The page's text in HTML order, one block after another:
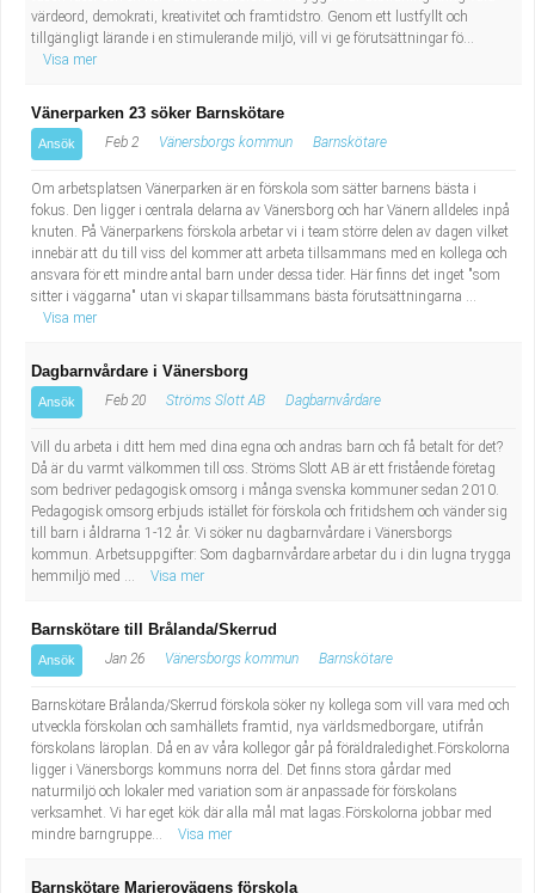
värdeord, demokrati, kreativitet och framtidstro. Genom ett lustfyllt och
tillgängligt lärande i en stimulerande miljö, vill vi ge förutsättningar fö...
Visa mer
Vänerparken 23 söker Barnskötare
Ansök Feb 2 Vänersborgs kommun Barnskötare
Om arbetsplatsen Vänerparken är en förskola som sätter barnens bästa i
fokus. Den ligger i centrala delarna av Vänersborg och har Vänern alldeles inpå
knuten. På Vänerparkens förskola arbetar vi i team större delen av dagen vilket
innebär att du till viss del kommer att arbeta tillsammans med en kollega och
ansvara för ett mindre antal barn under dessa tider. Här finns det inget "som
sitter i väggarna" utan vi skapar tillsammans bästa förutsättningarna ...
Visa mer
Dagbarnvårdare i Vänersborg
Ansök Feb 20 Ströms Slott AB Dagbarnvårdare
Vill du arbeta i ditt hem med dina egna och andras barn och få betalt för det?
Då är du varmt välkommen till oss. Ströms Slott AB är ett fristående företag
som bedriver pedagogisk omsorg i många svenska kommuner sedan 2010.
Pedagogisk omsorg erbjuds istället för förskola och fritidshem och vänder sig
till barn i åldrarna 1-12 år. Vi söker nu dagbarnvårdare i Vänersborgs
kommun. Arbetsuppgifter: Som dagbarnvårdare arbetar du i din lugna trygga
hemmiljö med ...
Visa mer
Barnskötare till Brålanda/Skerrud
Ansök Jan 26 Vänersborgs kommun Barnskötare
Barnskötare Brålanda/Skerrud förskola söker ny kollega som vill vara med och
utveckla förskolan och samhällets framtid, nya världsmedborgare, utifrån
förskolans läroplan. Då en av våra kollegor går på föräldraledighet.Förskolorna
ligger i Vänersborgs kommuns norra del. Det finns stora gårdar med
naturmiljö och lokaler med variation som är anpassade för förskolans
verksamhet. Vi har eget kök där alla mål mat lagas.Förskolorna jobbar med
mindre barngruppe...
Visa mer
Barnskötare Marierovägens förskola